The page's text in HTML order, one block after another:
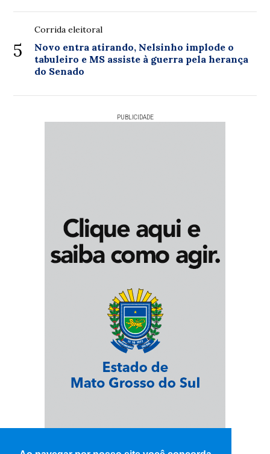
5
Corrida eleitoral
Novo entra atirando, Nelsinho implode o
tabuleiro e MS assiste à guerra pela herança
do Senado
PUBLICIDADE